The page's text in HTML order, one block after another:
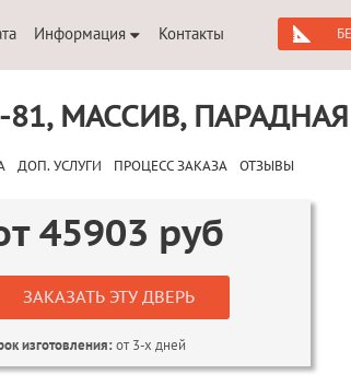
Информация Контакты
МАССИВ, ПАРАДНАЯ
ДОП. УСЛУГИ ПРОЦЕСС ЗАКАЗА ОТЗЫВЫ
45903 руб
ЗАКАЗАТЬ ЭТУ ДВЕРЬ
изготовления:от 3-х дней